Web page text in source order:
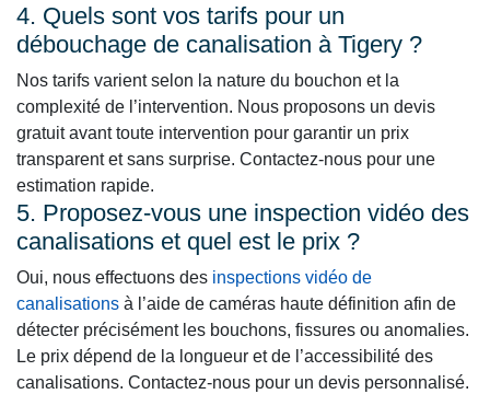
4. Quels sont vos tarifs pour un
débouchage de canalisation à Tigery ?
Nos tarifs varient selon la nature du bouchon et la
complexité de l’intervention. Nous proposons un devis
gratuit avant toute intervention pour garantir un prix
transparent et sans surprise. Contactez-nous pour une
estimation rapide.
5. Proposez-vous une inspection vidéo des
canalisations et quel est le prix ?
Oui, nous effectuons des inspections vidéo de
canalisations à l’aide de caméras haute définition afin de
détecter précisément les bouchons, fissures ou anomalies.
Le prix dépend de la longueur et de l’accessibilité des
canalisations. Contactez-nous pour un devis personnalisé.